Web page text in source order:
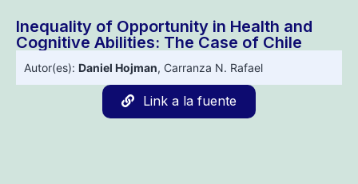
Inequality of Opportunity in Health and
Cognitive Abilities: The Case of Chile
Autor(es): Daniel Hojman, Carranza N. Rafael
Link a la fuente